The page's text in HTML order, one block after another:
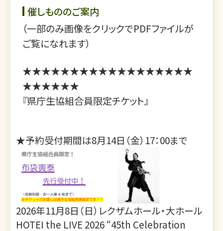
催しもののご案内
（一部のみ画像をクリックでPDFファイルが
ご覧になれます）
★★★★★★★★★★★★★★★★★★
★★★★★★
『県庁生協組合員限定チケット』
★予約受付期間は8月14日（金）17：00まで
2026年11月8日（日）レクザムホール・大ホール
HOTEI the LIVE 2026 “45th Celebration